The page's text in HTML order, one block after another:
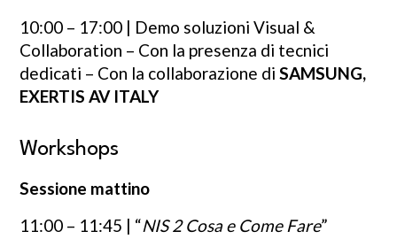
10:00 – 17:00 | Demo soluzioni Visual &
Collaboration – Con la presenza di tecnici
dedicati – Con la collaborazione diSAMSUNG,
EXERTIS AV ITALY
Workshops
Sessione mattino
11:00 – 11:45 | “NIS 2 Cosa e Come Fare”